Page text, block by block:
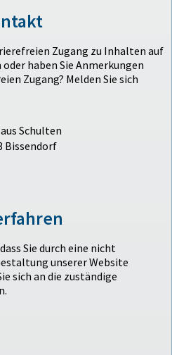
Zugang zu Inhalten auf
haben Sie Anmerkungen
Zugang? Melden Sie sich
Schulten
Bissendorf
Sie durch eine nicht
unserer Website
sich an die zuständige